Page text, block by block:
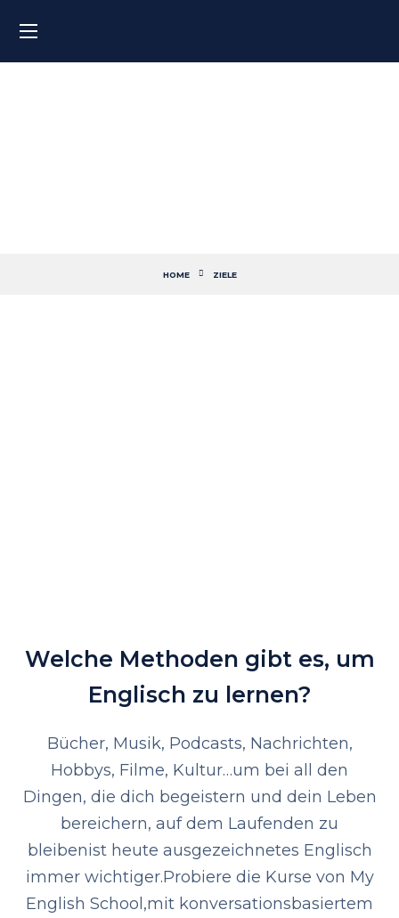
HOME ZIELE
Welche Methoden gibt es, um
Englisch zu lernen?
Bücher, Musik, Podcasts, Nachrichten,
Hobbys, Filme, Kultur…um bei all den
Dingen, die dich begeistern und dein Leben
bereichern, auf dem Laufenden zu
bleibenist heute ausgezeichnetes Englisch
immer wichtiger.Probiere die Kurse von My
English School,mit konversationsbasiertem